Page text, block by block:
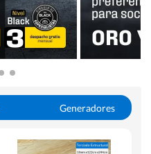
Generadores
Sierras Circulares